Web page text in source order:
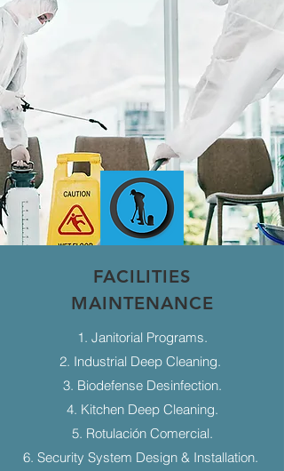
FACILITIES
MAINTENANCE
1. Janitorial Programs.
2. Industrial Deep Cleaning.
3. Biodefense Desinfection.
4. Kitchen Deep Cleaning.
5. Rotulación Comercial.
6. Security System Design & Installation.